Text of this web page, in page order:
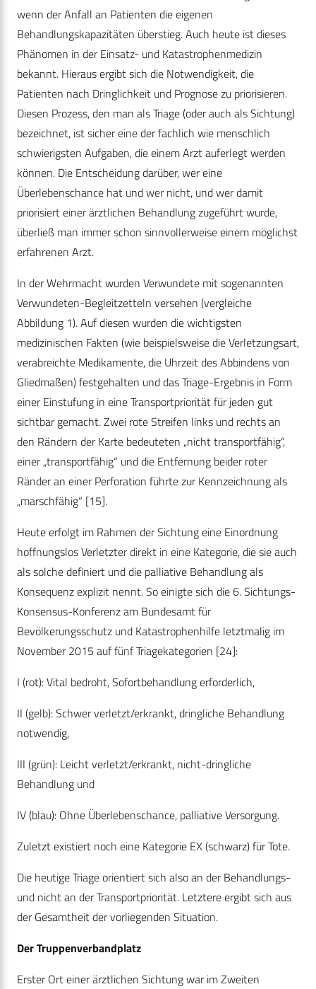
wenn der Anfall an Patienten die eigenen
Behandlungskapazitäten überstieg. Auch heute ist dieses
Phänomen in der Einsatz- und Katastrophenmedizin
bekannt. Hieraus ergibt sich die Notwendigkeit, die
Patienten nach Dringlichkeit und Prognose zu priorisieren.
Diesen Prozess, den man als Triage (oder auch als Sichtung)
bezeichnet, ist sicher eine der fachlich wie menschlich
schwierigsten Aufgaben, die einem Arzt auferlegt werden
können. Die Entscheidung darüber, wer eine
Überlebenschance hat und wer nicht, und wer damit
priorisiert einer ärztlichen Behandlung zugeführt wurde,
überließ man immer schon sinnvollerweise einem möglichst
erfahrenen Arzt.
In der Wehrmacht wurden Verwundete mit sogenannten
Verwundeten-Begleitzetteln versehen (vergleiche
Abbildung 1). Auf diesen wurden die wichtigsten
medizinischen Fakten (wie beispielsweise die Verletzungsart,
verabreichte Medikamente, die Uhrzeit des Abbindens von
Gliedmaßen) festgehalten und das Triage-Ergebnis in Form
einer Einstufung in eine Transportpriorität für jeden gut
sichtbar gemacht. Zwei rote Streifen links und rechts an
den Rändern der Karte bedeuteten „nicht transportfähig“,
einer „transportfähig“ und die Entfernung beider roter
Ränder an einer Perforation führte zur Kennzeichnung als
„marschfähig“ [15].
Heute erfolgt im Rahmen der Sichtung eine Einordnung
hoffnungslos Verletzter direkt in eine Kategorie, die sie auch
als solche definiert und die palliative Behandlung als
Konsequenz explizit nennt. So einigte sich die 6. Sichtungs-
Konsensus-Konferenz am Bundesamt für
Bevölkerungsschutz und Katastrophenhilfe letztmalig im
November 2015 auf fünf Triagekategorien [24]:
I (rot): Vital bedroht, Sofortbehandlung erforderlich,
II (gelb): Schwer verletzt/erkrankt, dringliche Behandlung
notwendig,
III (grün): Leicht verletzt/erkrankt, nicht-dringliche
Behandlung und
IV (blau): Ohne Überlebenschance, palliative Versorgung.
Zuletzt existiert noch eine Kategorie EX (schwarz) für Tote.
Die heutige Triage orientiert sich also an der Behandlungs-
und nicht an der Transportpriorität. Letztere ergibt sich aus
der Gesamtheit der vorliegenden Situation.
Der Truppenverbandplatz
Erster Ort einer ärztlichen Sichtung war im Zweiten